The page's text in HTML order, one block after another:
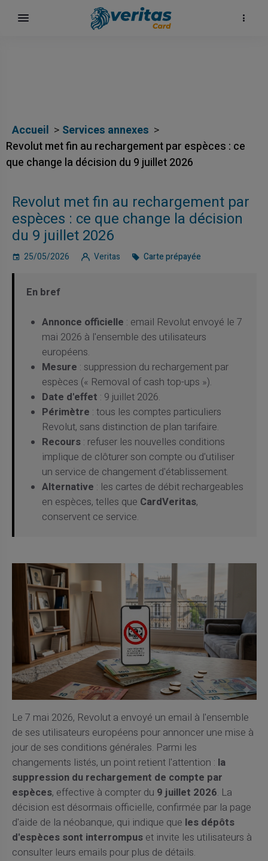
Accueil
Services annexes
Revolut met fin au rechargement par espèces : ce
que change la décision du 9 juillet 2026
Revolut met fin au rechargement par
espèces : ce que change la décision
du 9 juillet 2026
25/05/2026 Veritas Carte prépayée
En bref
Annonce officielle : email Revolut envoyé le 7
mai 2026 à l'ensemble des utilisateurs
européens.
Mesure : suppression du rechargement par
espèces (« Removal of cash top-ups »).
Date d'effet : 9 juillet 2026.
Périmètre : tous les comptes particuliers
Revolut, sans distinction de plan tarifaire.
Recours : refuser les nouvelles conditions
implique de clôturer son compte ou d'utiliser
un service de changement d'établissement.
Alternative : les cartes de débit rechargeables
en espèces, telles que CardVeritas,
conservent ce service.
Le 7 mai 2026, Revolut a envoyé un email à l'ensemble
de ses utilisateurs européens pour annoncer une mise à
jour de ses conditions générales. Parmi les
changements listés, un point retient l'attention : la
suppression du rechargement de compte par
espèces, effective à compter du 9 juillet 2026. La
décision est désormais officielle, confirmée par la page
d'aide de la néobanque, qui indique que les dépôts
d'espèces sont interrompuset invite les utilisateurs à
consulter leurs emails pour plus de détails.